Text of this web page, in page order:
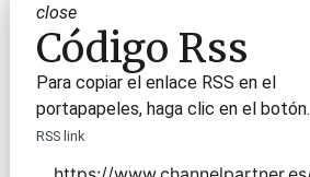
close
Código Rss
Para copiar el enlace RSS en el
portapapeles, haga clic en el botón.
RSS link